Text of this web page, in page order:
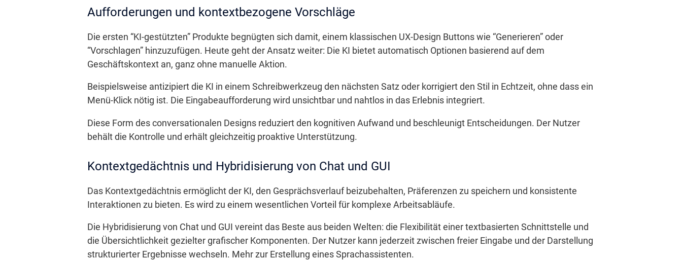
Aufforderungen und kontextbezogene Vorschläge
Die ersten “KI-gestützten” Produkte begnügten sich damit, einem klassischen UX-Design Buttons wie “Generieren” oder
“Vorschlagen” hinzuzufügen. Heute geht der Ansatz weiter: Die KI bietet automatisch Optionen basierend auf dem
Geschäftskontext an, ganz ohne manuelle Aktion.
Beispielsweise antizipiert die KI in einem Schreibwerkzeug den nächsten Satz oder korrigiert den Stil in Echtzeit, ohne dass ein
Menü-Klick nötig ist. Die Eingabeaufforderung wird unsichtbar und nahtlos in das Erlebnis integriert.
Diese Form des conversationalen Designs reduziert den kognitiven Aufwand und beschleunigt Entscheidungen. Der Nutzer
behält die Kontrolle und erhält gleichzeitig proaktive Unterstützung.
Kontextgedächtnis und Hybridisierung von Chat und GUI
Das Kontextgedächtnis ermöglicht der KI, den Gesprächsverlauf beizubehalten, Präferenzen zu speichern und konsistente
Interaktionen zu bieten. Es wird zu einem wesentlichen Vorteil für komplexe Arbeitsabläufe.
Die Hybridisierung von Chat und GUI vereint das Beste aus beiden Welten: die Flexibilität einer textbasierten Schnittstelle und
die Übersichtlichkeit gezielter grafischer Komponenten. Der Nutzer kann jederzeit zwischen freier Eingabe und der Darstellung
strukturierter Ergebnisse wechseln. Mehr zur Erstellung eines Sprachassistenten.